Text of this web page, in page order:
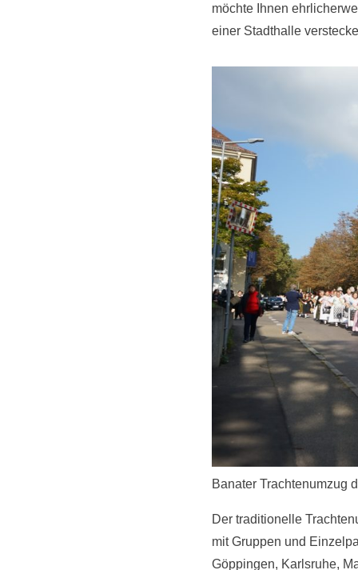
möchte Ihnen
einer Stadthalle
Banater Trachtenumzug
Der traditionelle
mit Gruppen und
Göppingen, Karlsruhe,